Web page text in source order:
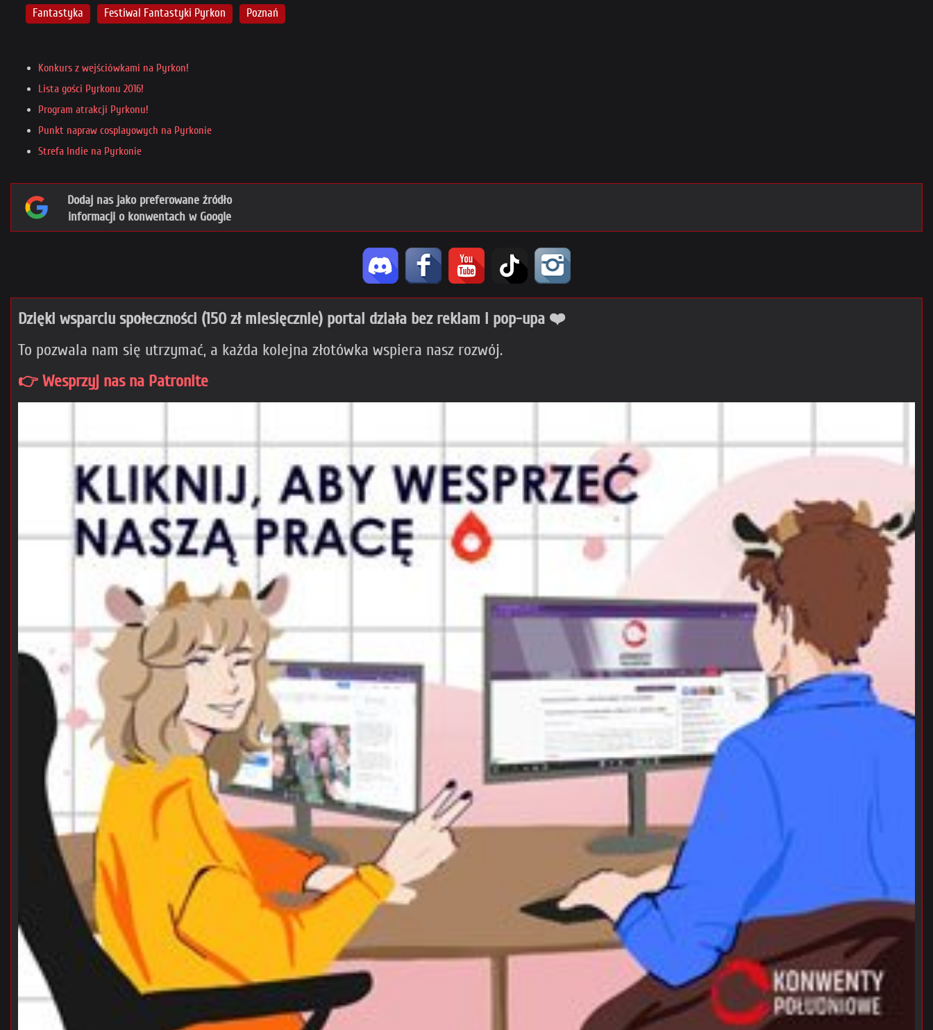
Fantastyka Festiwal Fantastyki Pyrkon Poznań
Konkurs z wejściówkami na Pyrkon!
Lista gości Pyrkonu 2016!
Program atrakcji Pyrkonu!
Punkt napraw cosplayowych na Pyrkonie
Strefa Indie na Pyrkonie
Dodaj nas jako preferowane źródło
informacji o konwentach w Google
Dzięki wsparciu społeczności (150 zł miesięcznie) portal działa bez reklam i pop-upa ❤️
To pozwala nam się utrzymać, a każda kolejna złotówka wspiera nasz rozwój.
👉 Wesprzyj nas na Patronite